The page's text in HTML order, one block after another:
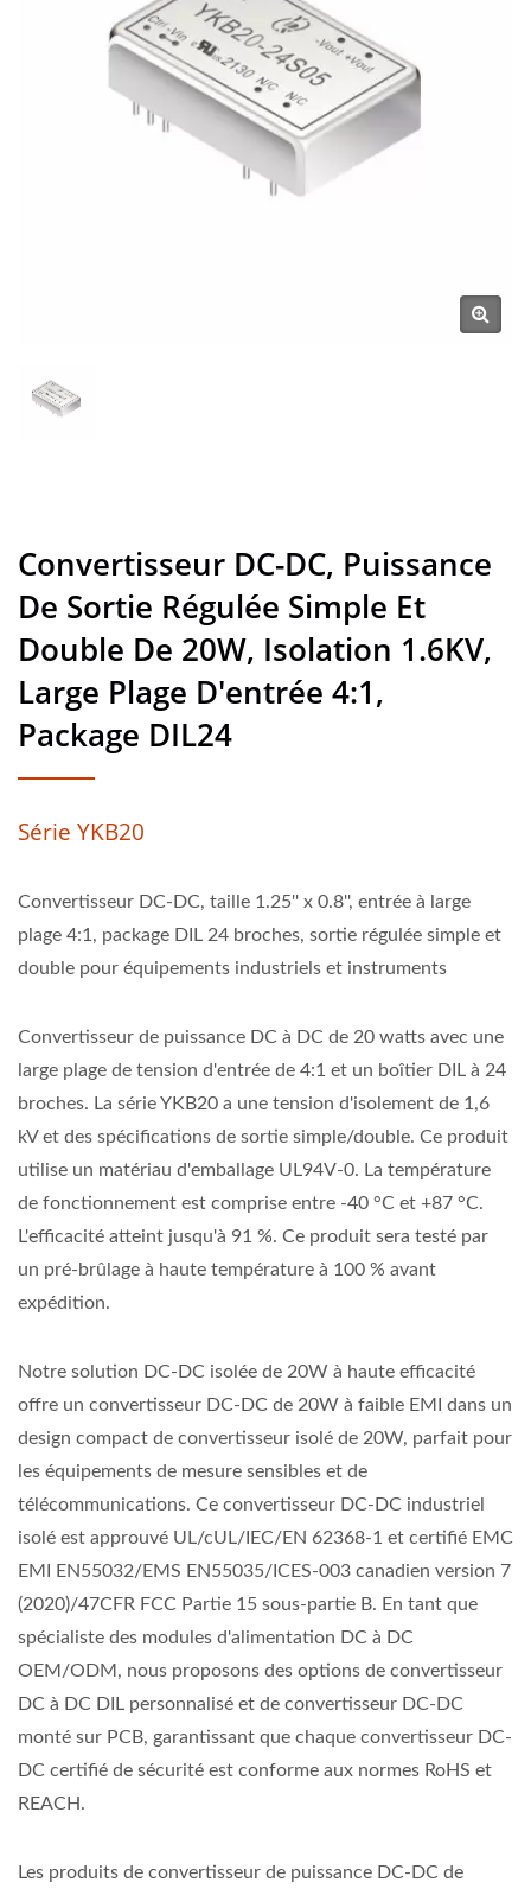
D'alimentations Et De
Composants Magnétiques |
YUAN DEAN SCIENTIFIC CO.,
Convertisseur DC-DC, Puissance
De Sortie Régulée Simple Et
Double De 20W, Isolation 1.6KV,
Large Plage D'entrée 4:1,
Package DIL24
Série YKB20
Convertisseur DC-DC, taille 1.25'' x 0.8'', entrée à large
plage 4:1, package DIL 24 broches, sortie régulée simple et
double pour équipements industriels et instruments
Convertisseur de puissance DC à DC de 20 watts avec une
large plage de tension d'entrée de 4:1 et un boîtier DIL à 24
broches. La série YKB20 a une tension d'isolement de 1,6
kV et des spécifications de sortie simple/double. Ce produit
utilise un matériau d'emballage UL94V-0. La température
de fonctionnement est comprise entre -40 °C et +87 °C.
L'efficacité atteint jusqu'à 91 %. Ce produit sera testé par
un pré-brûlage à haute température à 100 % avant
expédition.
Notre solution DC-DC isolée de 20W à haute efficacité
offre un convertisseur DC-DC de 20W à faible EMI dans un
design compact de convertisseur isolé de 20W, parfait pour
les équipements de mesure sensibles et de
télécommunications. Ce convertisseur DC-DC industriel
isolé est approuvé UL/cUL/IEC/EN 62368-1 et certifié EMC
EMI EN55032/EMS EN55035/ICES-003 canadien version 7
(2020)/47CFR FCC Partie 15 sous-partie B. En tant que
spécialiste des modules d'alimentation DC à DC
OEM/ODM, nous proposons des options de convertisseur
DC à DC DIL personnalisé et de convertisseur DC-DC
monté sur PCB, garantissant que chaque convertisseur DC-
DC certifié de sécurité est conforme aux normes RoHS et
REACH.
Les produits de convertisseur de puissance DC-DC de